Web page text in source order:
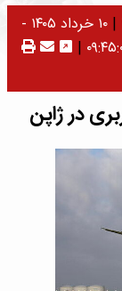
|
۱۰ خرداد ۱۴۰۵ -
|
در ژاپن